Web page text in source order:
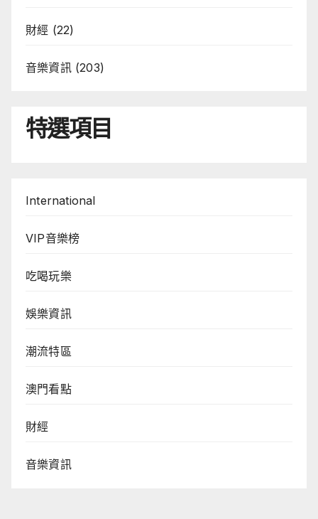
財經 (22)
音樂資訊(203)
特選項目
International
VIP音樂榜
吃喝玩樂
娛樂資訊
潮流特區
澳門看點
財經
音樂資訊